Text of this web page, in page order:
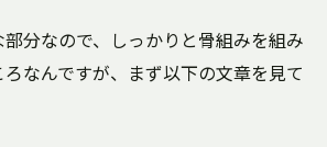
分なので、しっかりと骨組みを組み
なんですが、まず以下の文章を見て